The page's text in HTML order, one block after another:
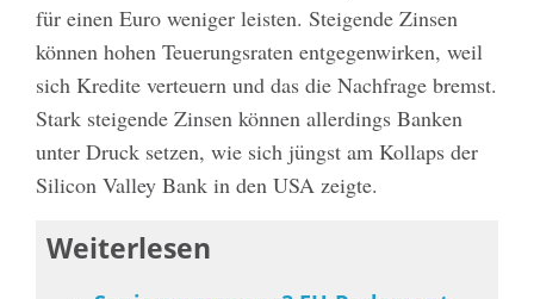
für einen Euro weniger leisten. Steigende Zinsen
können hohen Teuerungsraten entgegenwirken, weil
sich Kredite verteuern und das die Nachfrage bremst.
Stark steigende Zinsen können allerdings Banken
unter Druck setzen, wie sich jüngst am Kollaps der
Silicon Valley Bank in den USA zeigte.
Weiterlesen